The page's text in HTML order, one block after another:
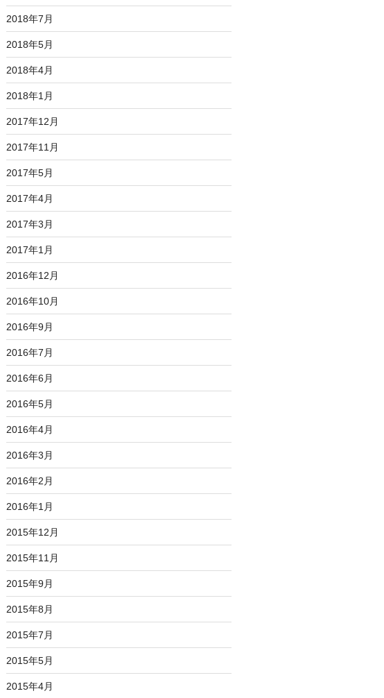
2018年7月
2018年5月
2018年4月
2018年1月
2017年12月
2017年11月
2017年5月
2017年4月
2017年3月
2017年1月
2016年12月
2016年10月
2016年9月
2016年7月
2016年6月
2016年5月
2016年4月
2016年3月
2016年2月
2016年1月
2015年12月
2015年11月
2015年9月
2015年8月
2015年7月
2015年5月
2015年4月